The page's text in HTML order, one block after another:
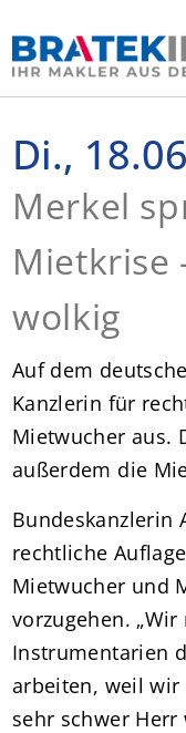
Di.,
Merkel
Mietkrise
wolkig
Auf dem
Kanzlerin für
Mietwucher aus.
außerdem die
Bundeskanzlerin
rechtliche
Mietwucher und
vorzugehen.
Instrumentarien
arbeiten, weil wir
sehr schwer Herr